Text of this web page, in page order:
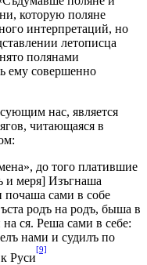
которую поляне
интерпретаций, но
летописца
полянами
ему совершенно
нас, является
читающаяся в
до того платившие
и меря] Изъгнаша
почаша сами в собе
родъ на родъ, быша в
ся. Реша сами в себе:
нами и судилъ по
Руси
[9]